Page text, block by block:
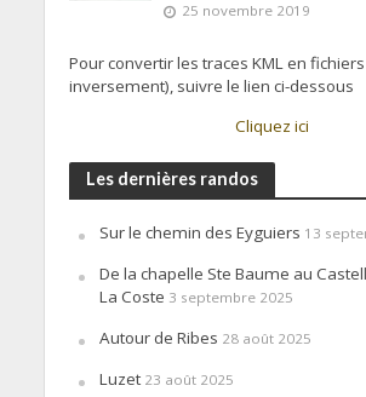
25 novembre 2019
Pour convertir les traces KML en fichiers
inversement), suivre le lien ci-dessous
Cliquez ici
Les dernières randos
Sur le chemin des Eyguiers 13
De la chapelle Ste Baume au
La Coste 3 septembre 2025
Autour de Ribes 28 août 2025
Luzet 23 août 2025